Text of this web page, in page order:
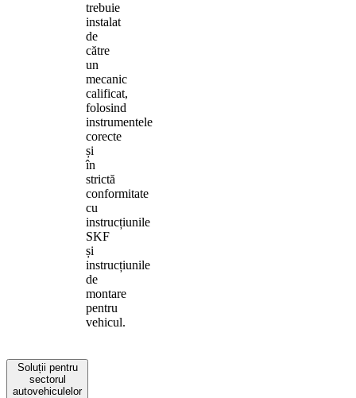
trebuie
instalat
de
către
un
mecanic
calificat,
folosind
instrumentele
corecte
și
în
strictă
conformitate
cu
instrucțiunile
SKF
și
instrucțiunile
de
montare
pentru
vehicul.
Soluții pentru
sectorul
autovehiculelor